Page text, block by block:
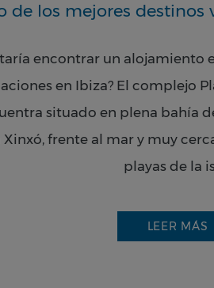
de los mejores destinos
encontrar un alojamiento
en Ibiza? El complejo
situado en plena bahía
Xinxó, frente al mar y muy
playas de la
LEER MÁS